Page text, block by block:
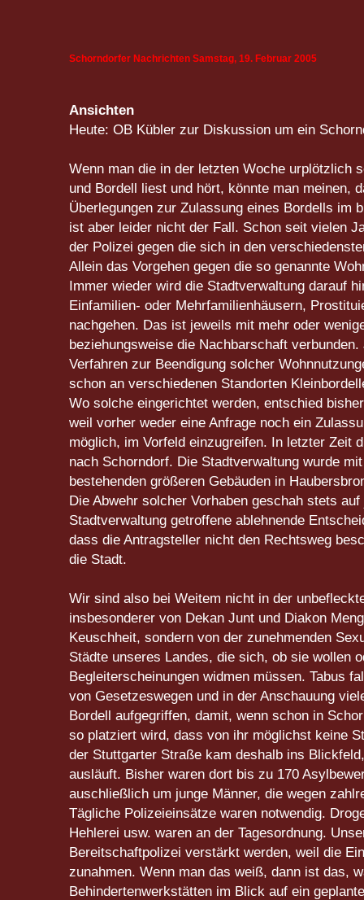
Schorndorfer Nachrichten Samstag, 19. Februar 2005
Ansichten
Heute: OB Kübler zur Diskussion um ein
Wenn man die in der letzten Woche urplötzlich
und Bordell liest und hört, könnte man meinen,
Überlegungen zur Zulassung eines Bordells im
ist aber leider nicht der Fall. Schon seit vielen
der Polizei gegen die sich in den
Allein das Vorgehen gegen die so genannte
Immer wieder wird die Stadtverwaltung darauf
Einfamilien- oder Mehrfamilienhäusern,
nachgehen. Das ist jeweils mit mehr oder
beziehungsweise die Nachbarschaft
Verfahren zur Beendigung solcher
schon an verschiedenen Standorten
Wo solche eingerichtet werden, entschied
weil vorher weder eine Anfrage noch ein
möglich, im Vorfeld einzugreifen. In letzter Zeit
nach Schorndorf. Die Stadtverwaltung wurde
bestehenden größeren Gebäuden in
Die Abwehr solcher Vorhaben geschah stets
Stadtverwaltung getroffene ablehnende
dass die Antragsteller nicht den Rechtsweg
die Stadt.
Wir sind also bei Weitem nicht in der
insbesonderer von Dekan Junt und Diakon
Keuschheit, sondern von der zunehmenden
Städte unseres Landes, die sich, ob sie wollen
Begleiterscheinungen widmen müssen. Tabus
von Gesetzeswegen und in der Anschauung
Bordell aufgegriffen, damit, wenn schon in
so platziert wird, dass von ihr möglichst keine
der Stuttgarter Straße kam deshalb ins
ausläuft. Bisher waren dort bis zu 170
auschließlich um junge Männer, die wegen
Tägliche Polizeieinsätze waren notwendig.
Hehlerei usw. waren an der Tagesordnung.
Bereitschaftpolizei verstärkt werden, weil die
zunahmen. Wenn man das weiß, dann ist das,
Behindertenwerkstätten im Blick auf ein